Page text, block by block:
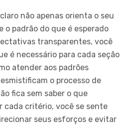
não apenas orienta o seu
o padrão do que é esperado
transparentes, você
é necessário para cada seção
atender aos padrões
o processo de
fica sem saber o que
cada critério, você se sente
seus esforços e evitar